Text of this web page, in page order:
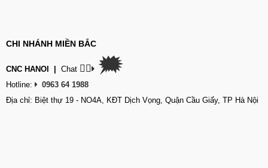
CHI NHÁNH MIỀN BẮC
CNC HANOI Chat 👉🏽 🗯
Hotline:
0963 64 1988
Địa chỉ: Biệt thự 19 - NO4A, KĐT Dịch Vọng, Quận Cầu Giấy, TP Hà Nội